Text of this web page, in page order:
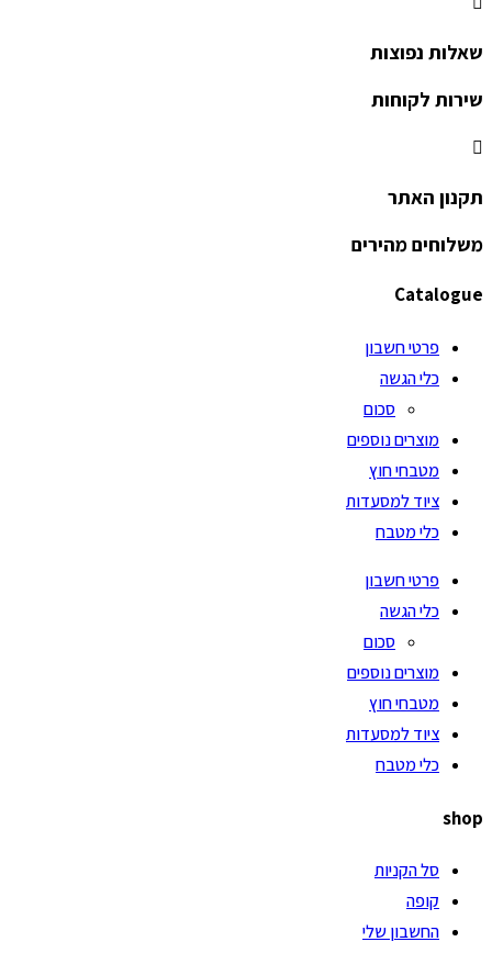
שאלות נפוצות
שירות לקוחות
תקנון האתר
משלוחים מהירים
Catalogue
פרטי חשבון
כלי הגשה
סכום
מוצרים נוספים
מטבחי חוץ
ציוד למסעדות
כלי מטבח
פרטי חשבון
כלי הגשה
סכום
מוצרים נוספים
מטבחי חוץ
ציוד למסעדות
כלי מטבח
shop
סל הקניות
קופה
החשבון שלי